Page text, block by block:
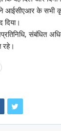
आईसीएआर के सभी
दिया।
संबंधित
रहे।